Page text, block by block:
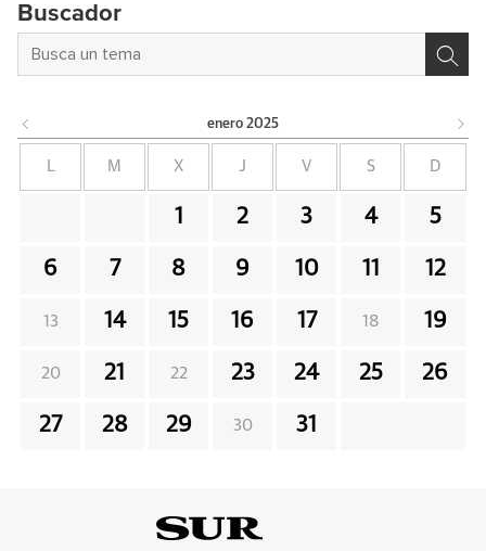
Buscador
enero 2025
L M X J V S D
1 2 3 4 5
6 7 8 9 10 11 12
13 14 15 16 17 18 19
20 21 22 23 24 25 26
27 28 29 30 31